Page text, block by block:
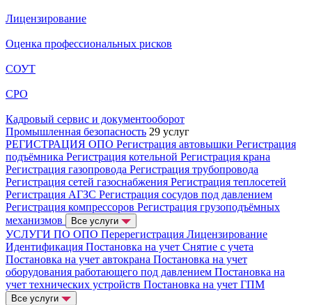
Лицензирование
Оценка профессиональных рисков
СОУТ
СРО
Кадровый сервис и документооборот
Промышленная безопасность 29 услуг
РЕГИСТРАЦИЯ ОПО Регистрация автовышки Регистрация
подъёмника Регистрация котельной Регистрация крана
Регистрация газопровода Регистрация трубопровода
Регистрация сетей газоснабжения Регистрация теплосетей
Регистрация АГЗС Регистрация сосудов под давлением
Регистрация компрессоров Регистрация грузоподъёмных
механизмов
Все услуги
УСЛУГИ ПО ОПО Перерегистрация Лицензирование
Идентификация Постановка на учет Снятие с учета
Постановка на учет автокрана Постановка на учет
оборудования работающего под давлением Постановка на
учет технических устройств Постановка на учет ГПМ
Все услуги